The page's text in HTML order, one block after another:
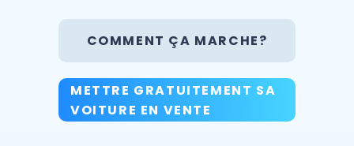
COMMENT ÇA MARCHE?
METTRE GRATUITEMENT SA
VOITURE EN VENTE